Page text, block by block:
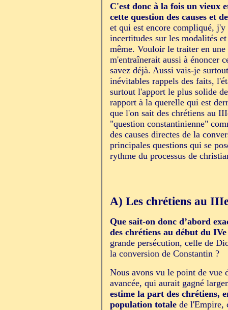
C'est donc à la fois un vieux
cette question des causes et
et qui est encore compliqué,
incertitudes sur les modalités
même. Vouloir le traiter en une
m'entraînerait aussi à énoncer
savez déjà. Aussi vais-je
inévitables rappels des faits,
surtout l'apport le plus solide
rapport à la querelle qui est
que l'on sait des chrétiens au
"question constantinienne"
des causes directes de la
principales questions qui se
rythme du processus de
A) Les chrétiens au
Que sait-on donc d’abord
des chrétiens au début du IVe
grande persécution, celle de
la conversion de Constantin ?
Nous avons vu le point de vue
avancée, qui aurait gagné
estime la part des chrétiens,
population totale de l'Empire,